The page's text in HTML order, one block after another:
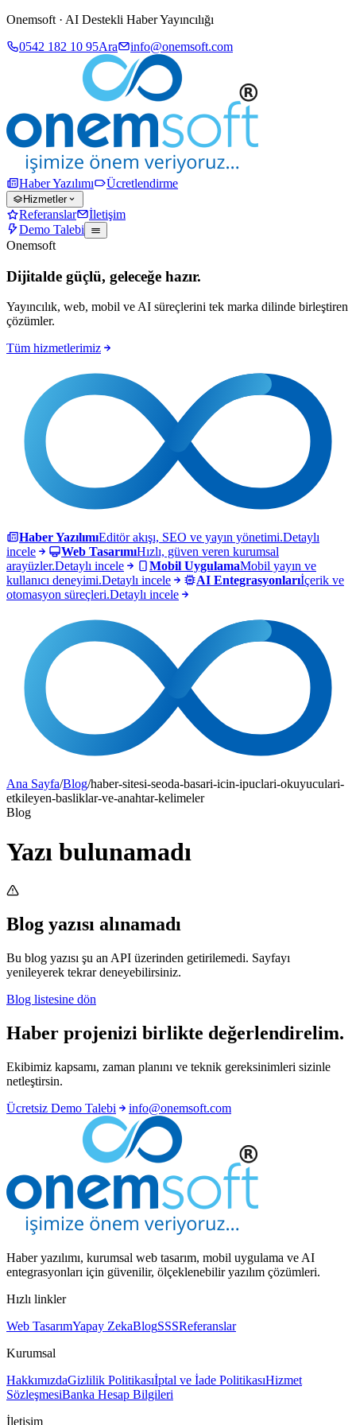
Onemsoft · AI Destekli Haber Yayıncılığı
0542 182 10 95Ara info@onemsoft.com
Haber Yazılımı Ücretlendirme
Hizmetler
Referanslar
İletişim
Demo Talebi
Onemsoft
Dijitalde güçlü, geleceğe hazır.
Yayıncılık, web, mobil ve AI süreçlerini tek marka dilinde birleştiren
çözümler.
Tüm hizmetlerimiz
Haber YazılımıEditör akışı, SEO ve yayın yönetimi.Detaylı
incele
Web TasarımıHızlı, güven veren kurumsal
arayüzler.Detaylı incele Mobil UygulamaMobil yayın ve
kullanıcı deneyimi.Detaylı incele AI Entegrasyonlarıİçerik ve
otomasyon süreçleri.Detaylı incele
Ana Sayfa/Blog/haber-sitesi-seoda-basari-icin-ipuclari-okuyuculari-
etkileyen-basliklar-ve-anahtar-kelimeler
Blog
Yazı bulunamadı
Blog yazısı alınamadı
Bu blog yazısı şu an API üzerinden getirilemedi. Sayfayı
yenileyerek tekrar deneyebilirsiniz.
Blog listesine dön
Haber projenizi birlikte değerlendirelim.
Ekibimiz kapsamı, zaman planını ve teknik gereksinimleri sizinle
netleştirsin.
Ücretsiz Demo Talebi
info@onemsoft.com
Haber yazılımı, kurumsal web tasarım, mobil uygulama ve AI
entegrasyonları için güvenilir, ölçeklenebilir yazılım çözümleri.
Hızlı linkler
Web TasarımYapay ZekaBlogSSSReferanslar
Kurumsal
HakkımızdaGizlilik Politikasıİptal ve İade PolitikasıHizmet
SözleşmesiBanka Hesap Bilgileri
İletişim